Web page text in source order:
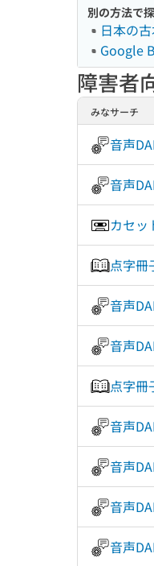
別の方法で
日本の
Google
障害者
みなサーチ
音声
音声
カセッ
点字冊
音声
音声
点字冊
音声
音声
音声
音声